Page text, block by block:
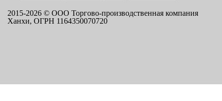
2015-2026 © ООО Торгово-производственная компания
Ханхи, ОГРН 1164350070720